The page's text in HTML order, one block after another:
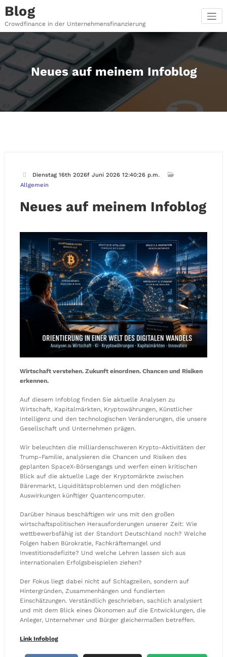
Inhalt
springen
Blog
Crowdfinance in der Unternehmensfinanzierung
Neues auf meinem Infoblog
Dienstag 16th 2026f Juni 2026 12:40:26 p.m.
Allgemein
Neues auf meinem Infoblog
Wirtschaft verstehen. Zukunft einordnen. Chancen und Risiken
erkennen.
Auf diesem Infoblog finden Sie aktuelle Analysen zu
Wirtschaft, Kapitalmärkten, Kryptowährungen, Künstlicher
Intelligenz und den technologischen Veränderungen, die unsere
Gesellschaft und Unternehmen prägen.
Wir beleuchten die milliardenschweren Krypto-Aktivitäten der
Trump-Familie, analysieren die Chancen und Risiken des
geplanten SpaceX-Börsengangs und werfen einen kritischen
Blick auf die aktuelle Lage der Kryptomärkte zwischen
Bärenmarkt, Liquiditätsproblemen und den möglichen
Auswirkungen künftiger Quantencomputer.
Darüber hinaus beschäftigen wir uns mit den großen
wirtschaftspolitischen Herausforderungen unserer Zeit: Wie
wettbewerbsfähig ist der Standort Deutschland noch? Welche
Folgen haben Bürokratie, Fachkräftemangel und
Investitionsdefizite? Und welche Lehren lassen sich aus
internationalen Erfolgsbeispielen ziehen?
Der Fokus liegt dabei nicht auf Schlagzeilen, sondern auf
Hintergründen, Zusammenhängen und fundierten
Einschätzungen. Verständlich geschrieben, sachlich analysiert
und mit dem Blick eines Ökonomen auf die Entwicklungen, die
Anleger, Unternehmer und Bürger gleichermaßen betreffen.
Link Infoblog